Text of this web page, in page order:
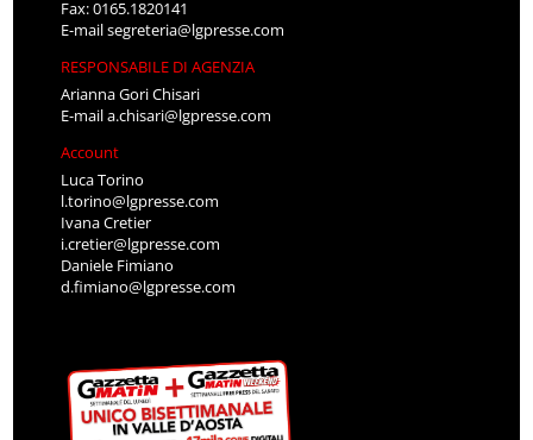
Fax: 0165.1820141
E-mailsegreteria@lgpresse.com
RESPONSABILE DI AGENZIA
Arianna Gori Chisari
E-maila.chisari@lgpresse.com
Account
Luca Torino
l.torino@lgpresse.com
Ivana Cretier
i.cretier@lgpresse.com
Daniele Fimiano
d.fimiano@lgpresse.com